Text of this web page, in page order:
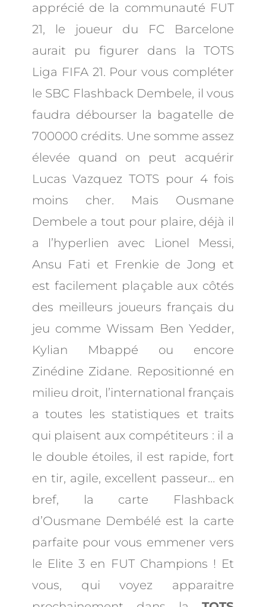
apprécié de la communauté FUT
21, le joueur du FC Barcelone
aurait pu figurer dans la TOTS
Liga FIFA 21. Pour vous compléter
le SBC Flashback Dembele, il vous
faudra débourser la bagatelle de
700000 crédits. Une somme assez
élevée quand on peut acquérir
Lucas Vazquez TOTS pour 4 fois
moins cher. Mais Ousmane
Dembele a tout pour plaire, déjà il
a l’hyperlien avec Lionel Messi,
Ansu Fati et Frenkie de Jong et
est facilement plaçable aux côtés
des meilleurs joueurs français du
jeu comme Wissam Ben Yedder,
Kylian Mbappé ou encore
Zinédine Zidane. Repositionné en
milieu droit, l’international français
a toutes les statistiques et traits
qui plaisent aux compétiteurs : il a
le double étoiles, il est rapide, fort
en tir, agile, excellent passeur… en
bref, la carte Flashback
d’Ousmane Dembélé est la carte
parfaite pour vous emmener vers
le Elite 3 en FUT Champions ! Et
vous, qui voyez apparaitre